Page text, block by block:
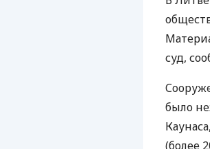
суд,
было
(более